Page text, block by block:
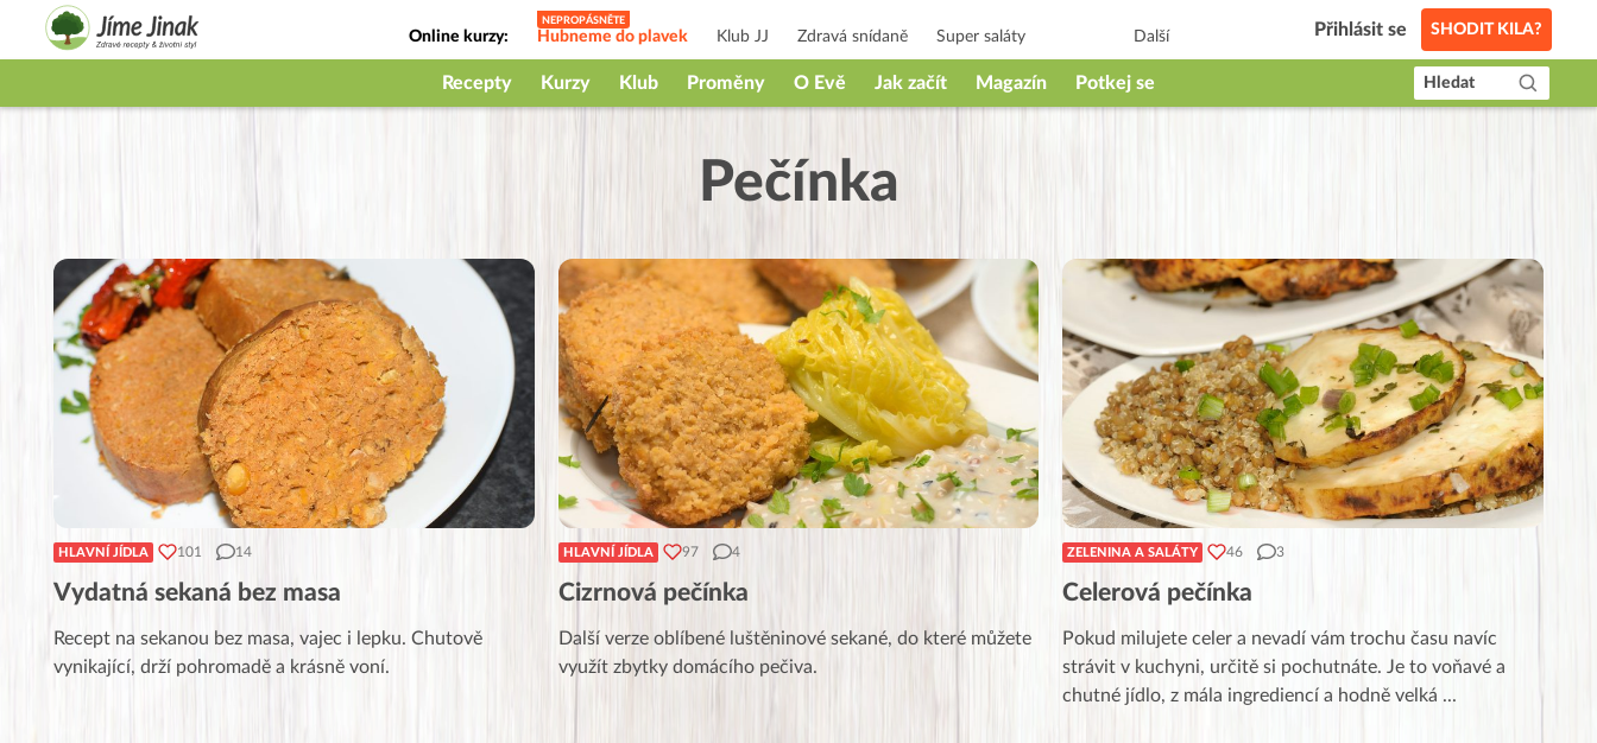
Online kurzy: Hubneme do plavek Klub JJ Zdravá snídaně Super saláty
Jak na babičky
Další Přihlásit se SHODIT KILA?
Recepty Kurzy Klub Proměny O Evě Jak začít Magazín Potkej se Hledat
Pečínka
HLAVNÍ JÍDLA 101 14
Vydatná sekaná bez masa
Recept na sekanou bez masa, vajec i lepku. Chutově
vynikající, drží pohromadě a krásně voní.
HLAVNÍ JÍDLA 97 4
Cizrnová pečínka
Další verze oblíbené luštěninové sekané, do které můžete
využít zbytky domácího pečiva.
ZELENINA A SALÁTY 46 3
Celerová pečínka
Pokud milujete celer a nevadí vám trochu času navíc
strávit v kuchyni, určitě si pochutnáte. Je to voňavé a
chutné jídlo, z mála ingrediencí a hodně velká ...